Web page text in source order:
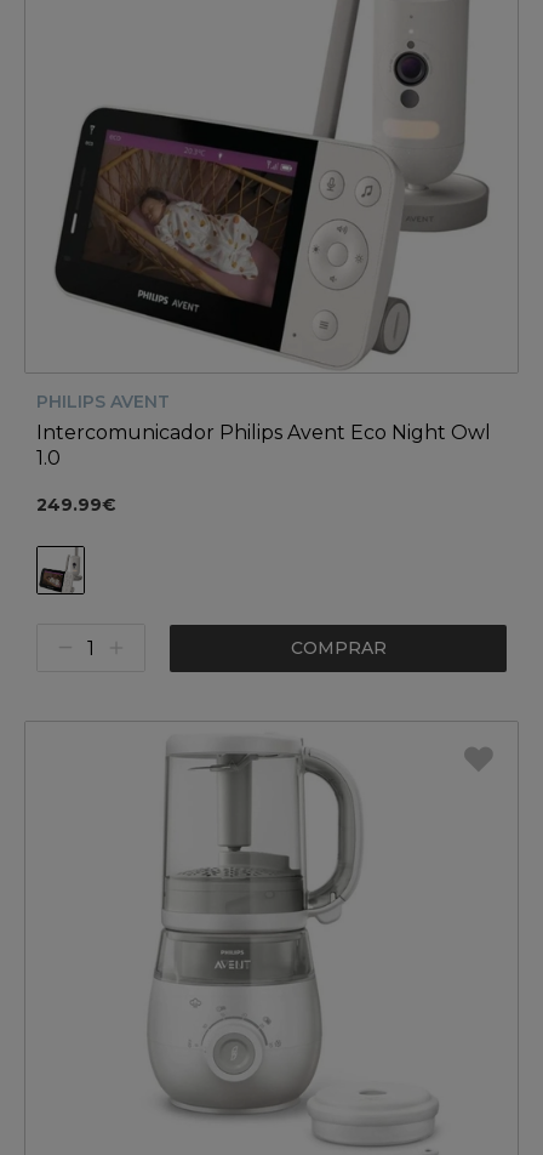
PHILIPS AVENT
Intercomunicador Philips Avent Eco Night Owl
1.0
249.99€
COMPRAR